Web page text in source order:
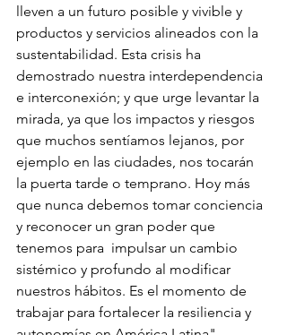
lleven a un futuro posible y vivible y
productos y servicios alineados con la
sustentabilidad. Esta crisis ha
demostrado nuestra interdependencia
e interconexión; y que urge levantar la
mirada, ya que los impactos y riesgos
que muchos sentíamos lejanos, por
ejemplo en las ciudades, nos tocarán
la puerta tarde o temprano. Hoy más
que nunca debemos tomar conciencia
y reconocer un gran poder que
tenemos para  impulsar un cambio
sistémico y profundo al modificar
nuestros hábitos. Es el momento de
trabajar para fortalecer la resiliencia y